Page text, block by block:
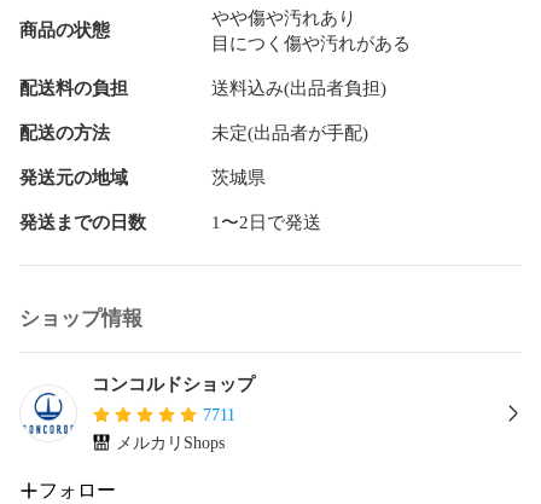
毎週新商品が追加されますので、ぜひご覧ください！
商品の状態
やや傷や汚れあり
目につく傷や汚れがある
配送料の負担 送料込み(出品者負担)
配送の方法 未定(出品者が手配)
発送元の地域 茨城県
発送までの日数 1〜2日で発送
ショップ情報
コンコルドショップ
7711
メルカリShops
フォロー